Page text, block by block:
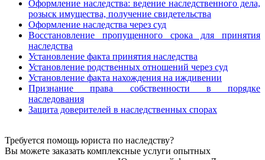
Оформление наследства: ведение наследственного дела,
розыск имущества, получение свидетельства
Оформление наследства через суд
Восстановление пропущенного срока для принятия
наследства
Установление факта принятия наследства
Установление родственных отношений через суд
Установление факта нахождения на иждивении
Признание права собственности в порядке
наследования
Защита доверителей в наследственных спорах
Требуется помощь юриста по наследству?
Вы можете заказать комплексные услуги опытных